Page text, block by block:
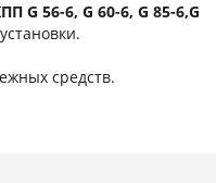
G 56-6, G 60-6, G 85-6,G
средств.